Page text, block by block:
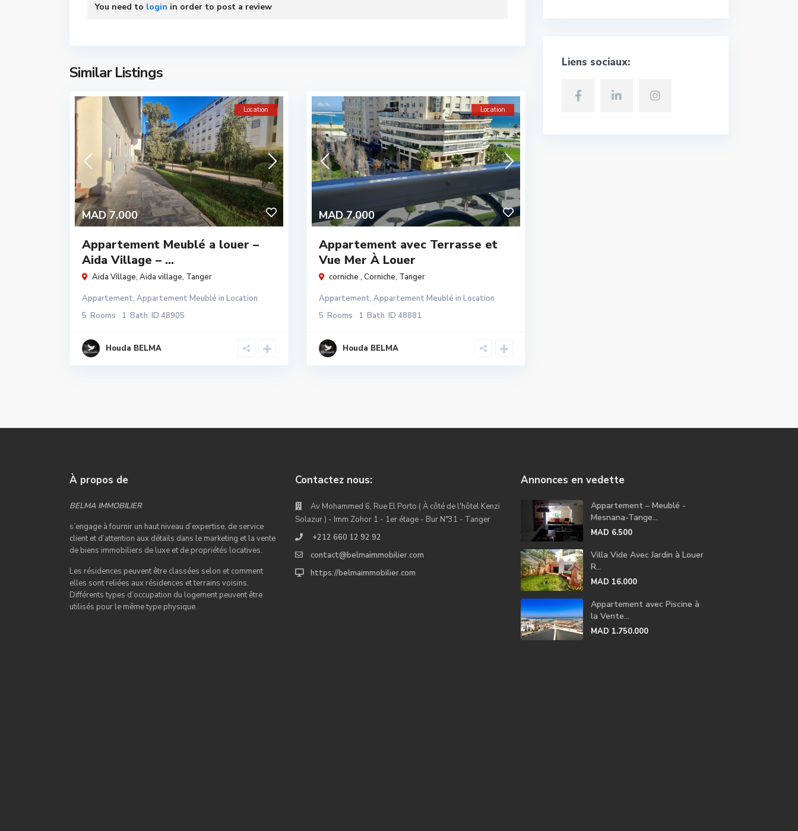
You need to login in order to post a review
Similar Listings
MAD 7.000
Location
Appartement Meublé a louer –
Aida Village – ...
Aida Village, Aida village, Tanger
Appartement, Appartement Meublé in Location
5 Rooms 1 Bath ID 48905
Houda BELMA
MAD 7.000
Location
Appartement avec Terrasse et
Vue Mer À Louer
corniche , Corniche, Tanger
Appartement, Appartement Meublé in Location
5 Rooms 1 Bath ID 48881
Houda BELMA
Liens sociaux:
À propos de
BELMA IMMOBILIER
s’engage à fournir un haut niveau d’expertise, de service
client et d’attention aux détails dans le marketing et la vente
de biens immobiliers de luxe et de propriétés locatives.
Les résidences peuvent être classées selon et comment
elles sont reliées aux résidences et terrains voisins.
Différents types d’occupation du logement peuvent être
utilisés pour le même type physique.
Contactez nous:
Av Mohammed 6, Rue El Porto ( À côté de l'hôtel Kenzi
Solazur ) - Imm Zohor 1 - 1er étage - Bur N°31 - Tanger
+212 660 12 92 92
contact@belmaimmobilier.com
https://belmaimmobilier.com
Annonces en vedette
Appartement – Meublé -
Mesnana-Tange...
MAD 6.500
Villa Vide Avec Jardin à Louer
R...
MAD 16.000
Appartement avec Piscine à
la Vente...
MAD 1.750.000